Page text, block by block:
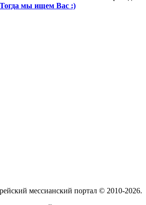
Тогда мы ищем Вас :)
мессианский портал © 2010-2026.